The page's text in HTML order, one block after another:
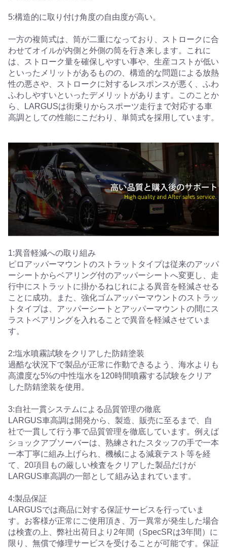
5:構造的に取り付け角度の自由度が高い。
一方の複筒式は、筒が二重になっており、ストロークに合
わせてオイルが内側と外側の筒を行き来します。これに
は、ストローク量を確保しやすい事や、生産コストが低い
といったメリットがあるものの、構造的な問題による放熱
性の悪さや、ストロークに対するレスポンスが悪く、ふわ
ふわしやすいといったデメリットがあります。このことか
ら、LARGUSは街乗りからスポーツ走行まで対応する車
高調としての性能にこだわり、単筒式を採用しています。
1:異音軽減への取り組み
ピロアッパーマウントのストラットタイプは従来のアッパ
ーシートからベアリング付のアッパーシートへ変更し、走
行中にストラットに掛かるねじれによる異音を軽減させる
ことに成功。また、強化ゴムアッパーマウントのストラッ
トタイプは、アッパーシートとアッパーマウントの間にス
ラストベアリングを入れることで異音を軽減させていま
す。
2:塩水噴霧試験をクリアした防錆塗装
過酷な状況下で製品が正常に作動できるよう、海水よりも
高濃度な5%の中性塩水を120時間噴霧する試験をクリア
した防錆塗装を使用。
3:自社一貫システムによる品質管理の徹底
LARGUS車高調は開発から、製造、販売に至るまで、自
社で一貫して行う事で品質管理を徹底しています。例えば
ショックアブソーバーは、熟練されたスタッフの手で一本
一本丁寧に組み上げられ、機械による減衰テスト等を経
て、20項目もの厳しい検査をクリアした製品だけが
LARGUS車高調の一部として組み込まれています。
4:製品保証
LARGUSでは商品に対する保証サービスを行っていま
す。お客様が正常にご使用頂き、万一異常が発生した場合
は検査の上、弊社出荷日より2年間（SpecSRは3年間）に
限り、無償で修理サービスを受けることが可能です。保証